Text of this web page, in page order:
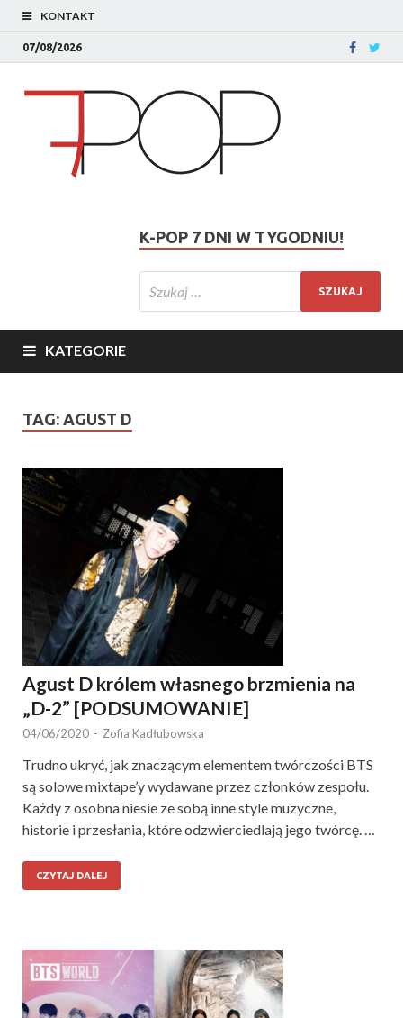
KONTAKT
07/08/2026
K-POP 7 DNI W TYGODNIU!
KATEGORIE
TAG: AGUST D
Agust D królem własnego brzmienia na
„D-2” [PODSUMOWANIE]
04/06/2020 - Zofia Kadłubowska
Trudno ukryć, jak znaczącym elementem twórczości BTS
są solowe mixtape’y wydawane przez członków zespołu.
Każdy z osobna niesie ze sobą inne style muzyczne,
historie i przesłania, które odzwierciedlają jego twórcę. …
CZYTAJ DALEJ